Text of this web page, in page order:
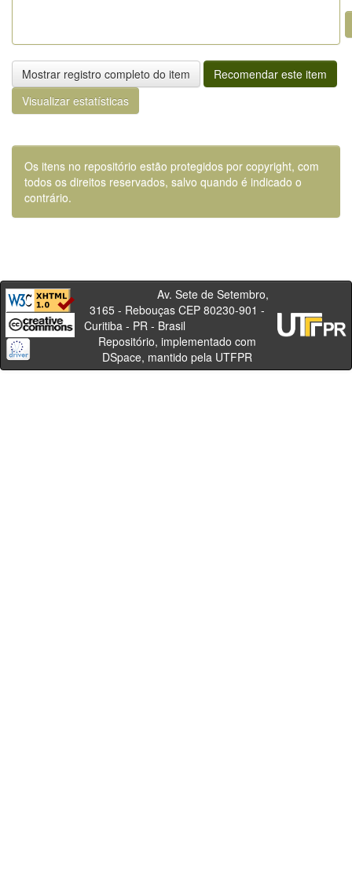
Mostrar registro completo do item
Recomendar este item
Visualizar estatísticas
Os itens no repositório estão protegidos por copyright, com
todos os direitos reservados, salvo quando é indicado o
contrário.
Av. Sete de Setembro,
3165 - Rebouças CEP 80230-901 -
Curitiba - PR - Brasil
Repositório, implementado com
DSpace, mantido pela UTFPR